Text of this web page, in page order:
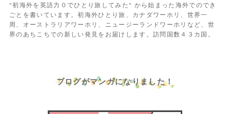
"初海外を英語力０でひとり旅してみた" から始まった海外でのでき
ごとを書いています。初海外ひとり旅、カナダワーホリ、世界一
周、オーストラリアワーホリ、ニュージーランドワーホリなど、世
界のあちこちでの新しい発見をお届けします。訪問国数４３カ国。
ブログがマンガになりました！